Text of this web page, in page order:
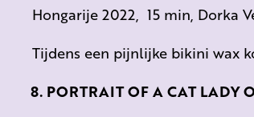
Hongarije 2022, 15 min, Dorka
Tijdens een pijnlijke bikini wax
PORTRAIT OF A CAT LADY